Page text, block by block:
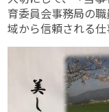
育委員会事務局の
域から信頼される仕